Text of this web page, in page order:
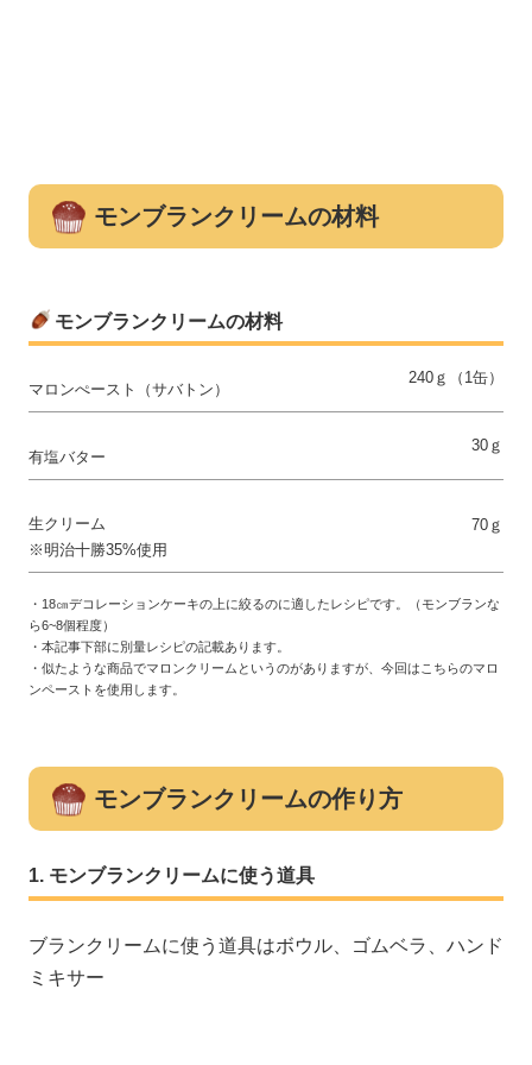
モンブランクリームの材料
モンブランクリームの材料
マロンぺースト（サバトン）
240ｇ（1缶）
有塩バター
30ｇ
生クリーム
※明治十勝35%使用
70ｇ
・18㎝デコレーションケーキの上に絞るのに適したレシピです。（モンブランな
ら6~8個程度）
・本記事下部に別量レシピの記載あります。
・似たような商品でマロンクリームというのがありますが、今回はこちらのマロ
ンペーストを使用します。
モンブランクリームの作り方
モンブランクリームに使う道具
ブランクリームに使う道具はボウル、ゴムベラ、ハンド
ミキサー